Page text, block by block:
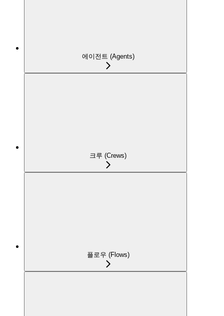
에이전트 (Agents)
크루 (Crews)
플로우 (Flows)